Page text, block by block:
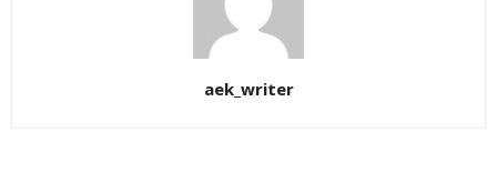
aek_writer